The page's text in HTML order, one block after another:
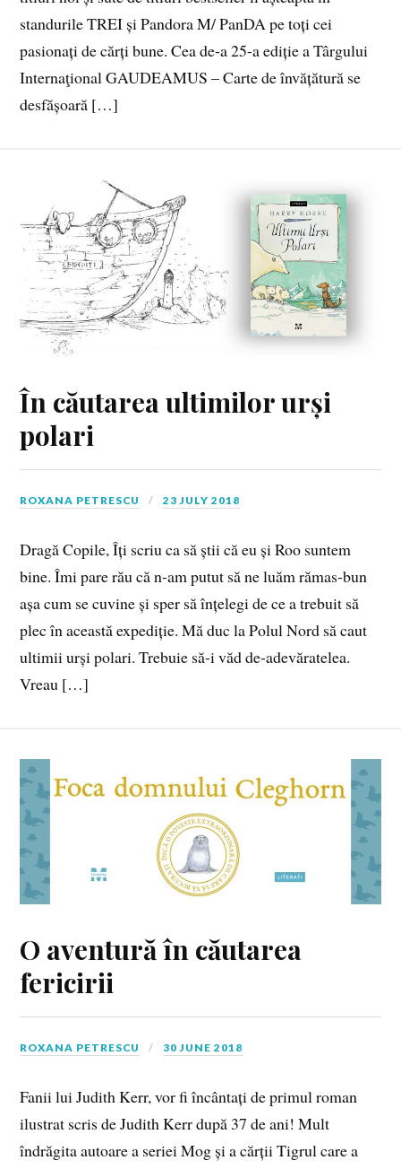
standurile TREI și Pandora M/ PanDA pe toți cei
pasionați de cărți bune. Cea de-a 25-a ediție a Târgului
Internaţional GAUDEAMUS – Carte de învățătură se
desfășoară […]
În căutarea ultimilor urși
polari
ROXANA PETRESCU 23 JULY 2018
Dragă Copile, Îți scriu ca să știi că eu și Roo suntem
bine. Îmi pare rău că n-am putut să ne luăm rămas-bun
așa cum se cuvine și sper să înțelegi de ce a trebuit să
plec în această expediție. Mă duc la Polul Nord să caut
ultimii urși polari. Trebuie să-i văd de-adevăratelea.
Vreau […]
O aventură în căutarea
fericirii
ROXANA PETRESCU 30 JUNE 2018
Fanii lui Judith Kerr, vor fi încântați de primul roman
ilustrat scris de Judith Kerr după 37 de ani! Mult
îndrăgita autoare a seriei Mog și a cărții Tigrul care a